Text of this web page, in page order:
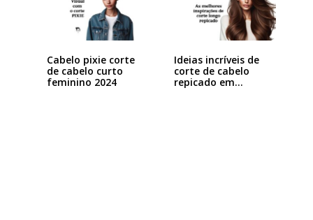
Cabelo pixie corte
de cabelo curto
feminino 2024
Ideias incríveis de
corte de cabelo
repicado em…